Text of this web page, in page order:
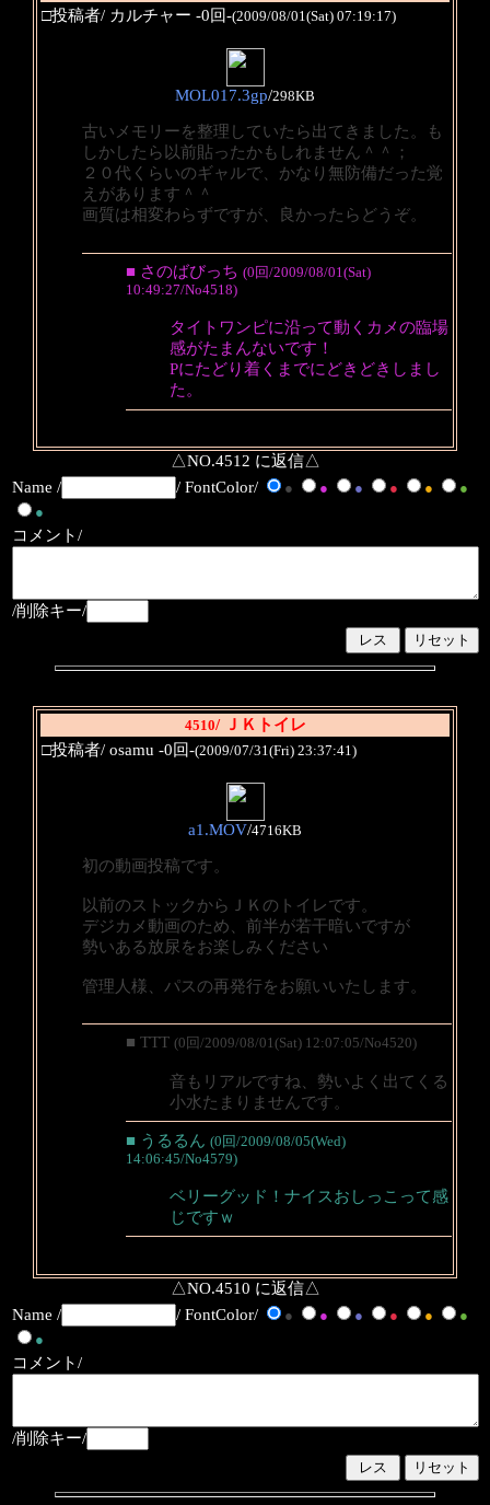
□投稿者/ カルチャー -0回-(2009/08/01(Sat) 07:19:17)
MOL017.3gp/298KB
古いメモリーを整理していたら出てきました。も
しかしたら以前貼ったかもしれません＾＾；
２０代くらいのギャルで、かなり無防備だった覚
えがあります＾＾
画質は相変わらずですが、良かったらどうぞ。
■ さのばびっち (0回/2009/08/01(Sat)
10:49:27/No4518)
タイトワンピに沿って動くカメの臨場
感がたまんないです！
Pにたどり着くまでにどきどきしまし
た。
△NO.4512 に返信△
Name /
/ FontColor/ ● ● ● ● ●
●
●
コメント/
/削除キー/
4510/ ＪＫトイレ
□投稿者/ osamu -0回-(2009/07/31(Fri) 23:37:41)
a1.MOV/4716KB
初の動画投稿です。
以前のストックからＪＫのトイレです。
デジカメ動画のため、前半が若干暗いですが
勢いある放尿をお楽しみください
管理人様、パスの再発行をお願いいたします。
■ TTT (0回/2009/08/01(Sat) 12:07:05/No4520)
音もリアルですね、勢いよく出てくる
小水たまりませんです。
■ うるるん (0回/2009/08/05(Wed)
14:06:45/No4579)
ベリーグッド！ナイスおしっこって感
じですｗ
△NO.4510 に返信△
Name /
/ FontColor/ ● ● ● ● ●
●
●
コメント/
/削除キー/